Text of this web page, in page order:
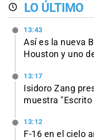
LO ÚLTIMO
13:43
Así es la nueva
Houston y uno
13:17
Isidoro Zang
muestra "Escrito
13:12
F-16 en el cielo